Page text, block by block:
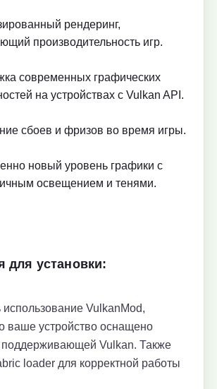
рендеринг,
производительность игр.
современных графических
на устройствах с Vulkan API.
сбоев и фризов во время игры.
новый уровень графики с
освещением и тенями.
для установки:
VulkanMod,
ваше устройство оснащено
поддерживающей Vulkan. Также
loader для корректной работы